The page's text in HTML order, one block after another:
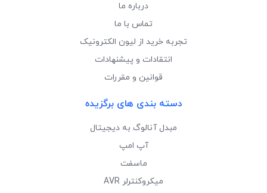
درباره ما
تماس با ما
تجربه خرید از لیون الکترونیک
انتقادات و پیشنهادات
قوانین و مقررات
دسته بندی های برگزیده
مبدل آنالوگ به دیجیتال
آپ امپ
ماسفت
میکروکنترلر AVR